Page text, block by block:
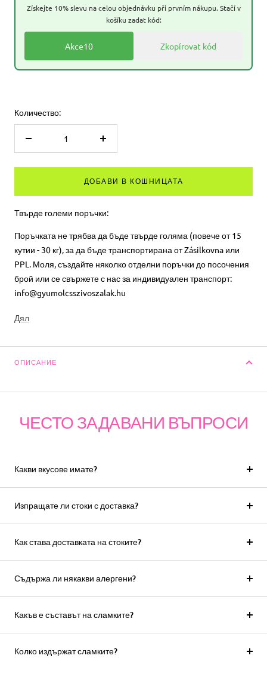
Získejte 10% slevu na celou objednávku při prvním nákupu. Stačí v
košíku zadat kód:
Akce10 Zkopírovat kód
Количество:
Намалете
Увеличете
ДОБАВИ В КОШНИЦАТА
Твърде големи поръчки:
Поръчката не трябва да бъде твърде голяма (повече от 15
кутии - 30 кг), за да бъде транспортирана от Zásilkovna или
PPL. Моля, създайте няколко отделни поръчки до посочения
брой или се свържете с нас за индивидуален транспорт:
info@gyumolcsszivoszalak.hu
Дял
ОПИСАНИЕ
ЧЕСТО ЗАДАВАНИ ВЪПРОСИ
Какви вкусове имате?
Изпращате ли стоки с доставка?
Как става доставката на стоките?
Съдържа ли някакви алергени?
Какъв е съставът на сламките?
Колко издържат сламките?